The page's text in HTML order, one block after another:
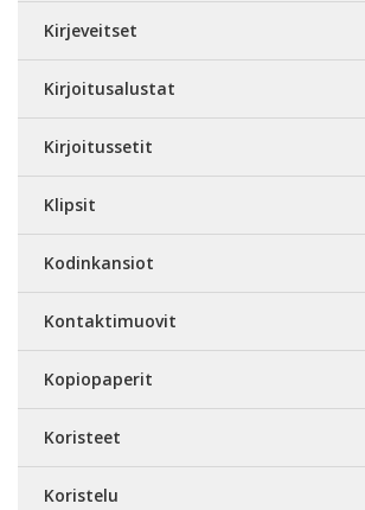
Kirjeveitset
Kirjoitusalustat
Kirjoitussetit
Klipsit
Kodinkansiot
Kontaktimuovit
Kopiopaperit
Koristeet
Koristelu